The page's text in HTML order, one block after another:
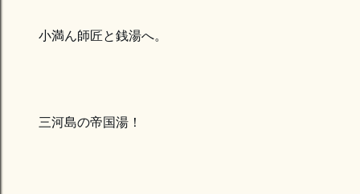
小満ん師匠と銭湯へ。
三河島の帝国湯！